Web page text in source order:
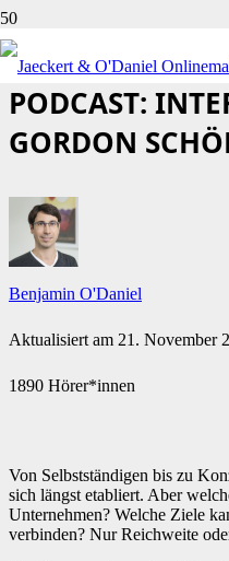
SO GELINGT
PODCAST:
GORDON
Benjamin O'Daniel
Aktualisiert am 21. November
1890 Hörer*innen
Von Selbstständigen bis zu
sich längst etabliert. Aber
Unternehmen? Welche Ziele
verbinden? Nur Reichweite